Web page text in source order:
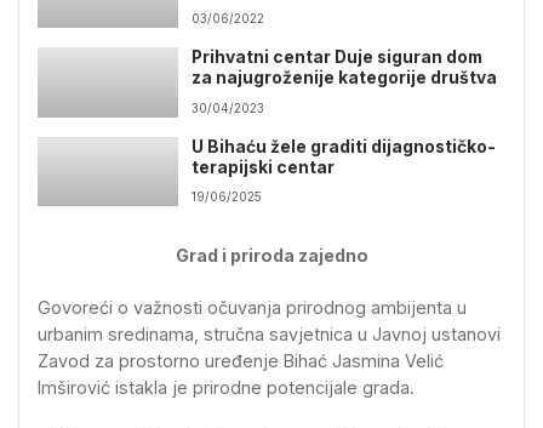
03/06/2022
Prihvatni centar Duje siguran dom
za najugroženije kategorije društva
30/04/2023
U Bihaću žele graditi dijagnostičko-
terapijski centar
19/06/2025
Grad i priroda zajedno
Govoreći o važnosti očuvanja prirodnog ambijenta u
urbanim sredinama, stručna savjetnica u Javnoj ustanovi
Zavod za prostorno uređenje Bihać Jasmina Velić
Imširović istakla je prirodne potencijale grada.